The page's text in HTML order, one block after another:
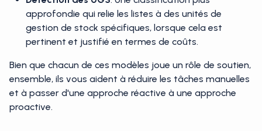
approfondie qui relie les listes à des unités de
gestion de stock spécifiques, lorsque cela est
pertinent et justifié en termes de coûts.
Bien que chacun de ces modèles joue un rôle de soutien,
ensemble, ils vous aident à réduire les tâches manuelles
et à passer d'une approche réactive à une approche
proactive.